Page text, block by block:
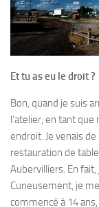
Et tu as eu le droit ?
Bon, quand je suis
l’atelier, en tant que
endroit. Je venais de
restauration de
Aubervilliers. En
Curieusement, je
commencé à 14